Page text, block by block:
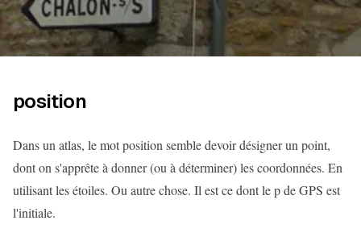
position
Dans un atlas, le mot position semble devoir désigner un point,
dont on s'apprête à donner (ou à déterminer) les coordonnées. En
utilisant les étoiles. Ou autre chose. Il est ce dont le p de GPS est
l'initiale.